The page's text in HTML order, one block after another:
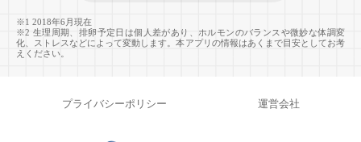
※1 2018年6月現在
※2 生理周期、排卵予定日は個人差があり、ホルモンのバランスや微妙な体調変
化、ストレスなどによって変動します。本アプリの情報はあくまで目安としてお考
えください。
プライバシーポリシー 運営会社